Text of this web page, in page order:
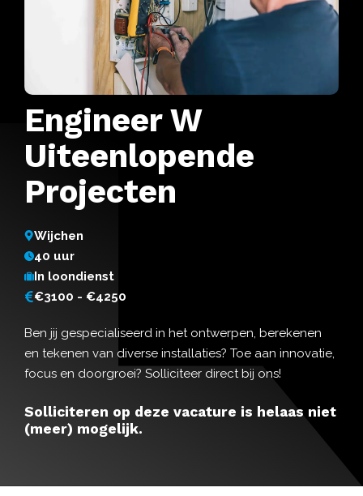
Engineer W
Uiteenlopende
Projecten
Wijchen
40 uur
In loondienst
€3100 - €4250
Ben jij gespecialiseerd in het ontwerpen, berekenen
en tekenen van diverse installaties? Toe aan innovatie,
focus en doorgroei? Solliciteer direct bij ons!
Solliciteren op deze vacature is helaas niet
(meer) mogelijk.